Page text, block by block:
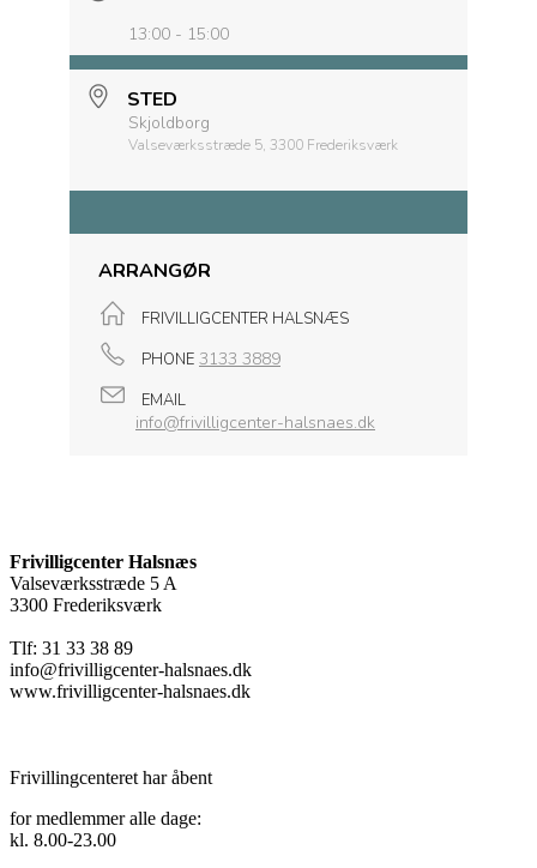
13:00 - 15:00
STED
Skjoldborg
Valseværksstræde 5, 3300 Frederiksværk
ARRANGØR
FRIVILLIGCENTER HALSNÆS
PHONE 3133 3889
EMAIL
info@frivilligcenter-halsnaes.dk
Frivilligcenter Halsnæs
Valseværksstræde 5 A
3300 Frederiksværk
Tlf: 31 33 38 89
info@frivilligcenter-halsnaes.dk
www.frivilligcenter-halsnaes.dk
Frivillingcenteret har åbent
for medlemmer alle dage:
kl. 8.00-23.00